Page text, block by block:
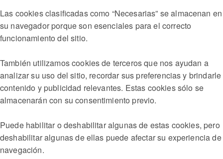
Las cookies clasificadas como “Necesarias” se almacenan en
su navegador porque son esenciales para el correcto
funcionamiento del sitio.
También utilizamos cookies de terceros que nos ayudan a
analizar su uso del sitio, recordar sus preferencias y brindarle
contenido y publicidad relevantes. Estas cookies sólo se
almacenarán con su consentimiento previo.
Puede habilitar o deshabilitar algunas de estas cookies, pero
deshabilitar algunas de ellas puede afectar su experiencia de
navegación.